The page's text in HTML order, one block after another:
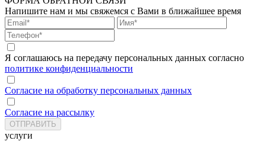
Напишите нам и мы свяжемся с Вами в ближайшее время
Я соглашаюсь на передачу персональных данных согласно
политике конфиденциальности
Согласие на обработку персональных данных
Согласие на рассылку
услуги